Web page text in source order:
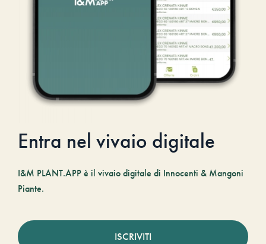
Entra nel vivaio digitale
I&M PLANT.APP è il vivaio digitale di Innocenti & Mangoni
Piante.
ISCRIVITI